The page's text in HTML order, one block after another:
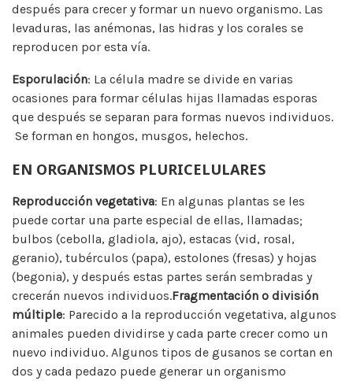
después para crecer y formar un nuevo organismo. Las
levaduras, las anémonas, las hidras y los corales se
reproducen por esta vía.
Esporulación: La célula madre se divide en varias
ocasiones para formar células hijas llamadas esporas
que después se separan para formas nuevos individuos.
Se forman en hongos, musgos, helechos.
EN ORGANISMOS PLURICELULARES
Reproducción vegetativa: En algunas plantas se les
puede cortar una parte especial de ellas, llamadas;
bulbos (cebolla, gladiola, ajo), estacas (vid, rosal,
geranio), tubérculos (papa), estolones (fresas) y hojas
(begonia), y después estas partes serán sembradas y
crecerán nuevos individuos.Fragmentación o división
múltiple: Parecido a la reproducción vegetativa, algunos
animales pueden dividirse y cada parte crecer como un
nuevo individuo. Algunos tipos de gusanos se cortan en
dos y cada pedazo puede generar un organismo